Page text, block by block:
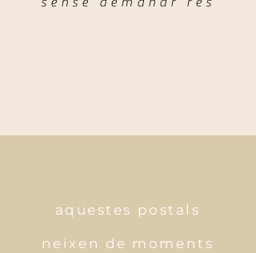
aquestes postals
neixen de moments